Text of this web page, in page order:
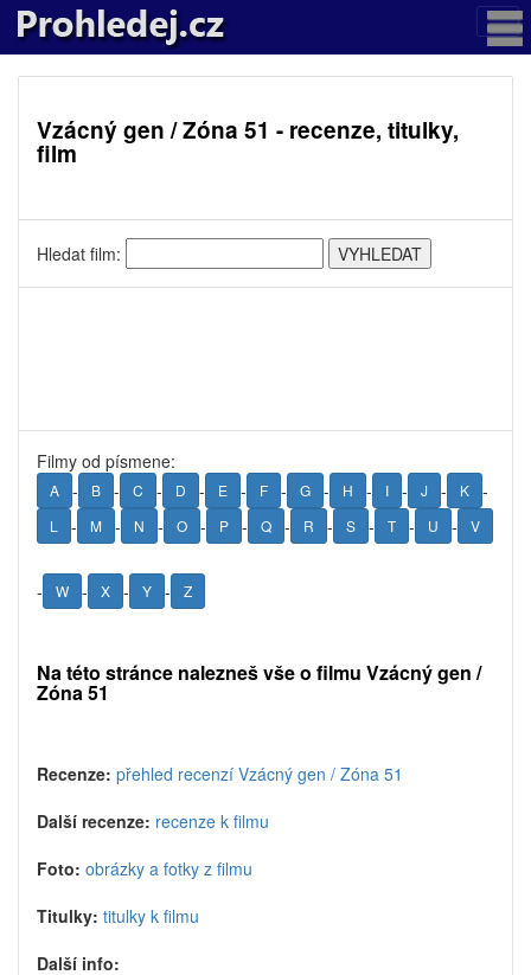
Vzácný gen / Zóna 51 - recenze, titulky,
film
Hledat film:
Filmy od písmene:
A - B - C - D - E - F - G - H - I - J - K -
L - M - N - O - P - Q - R - S - T - U - V
- W - X - Y - Z
Na této stránce nalezneš vše o filmu Vzácný gen /
Zóna 51
Recenze: přehled recenzí Vzácný gen / Zóna 51
Další recenze: recenze k filmu
Foto: obrázky a fotky z filmu
Titulky: titulky k filmu
Další info: